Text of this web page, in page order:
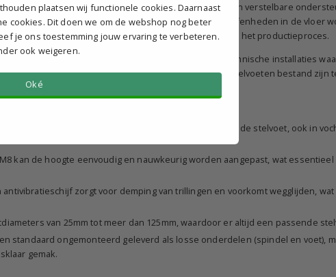
gebruikt als machinepoten. Ze bieden een stabiele en verstelbare
installaties. Dankzij de verstelbaarheid kunnen oneffenheden in de vloer
is essentieel voor de nauwkeurigheid en veiligheid van het productieproces.
meubelbouw, laboratoriumapparatuur en andere technische installaties
van staal verzinkt en kunststof zorgt ervoor dat de stelvoeten bestand zijn
spindel
beschermt tegen roest en verlengt de levensduur van de stelvoet, ook in
kan de hoogte eenvoudig en nauwkeurig worden aangepast, wat
zorgt voor demping van trillingen en voorkomt wegglijden,
van 25mm tot meer dan 125mm, waardoor er altijd een passende
standaard ongemonteerd geleverd als losse onderdelen (spindel en voet),
gemak.
plaatsen wij functionele cookies. Daarnaast
cookies. Dit doen we om de webshop nog beter
je ons toestemming jouw ervaring te verbeteren.
ook weigeren.
Oké